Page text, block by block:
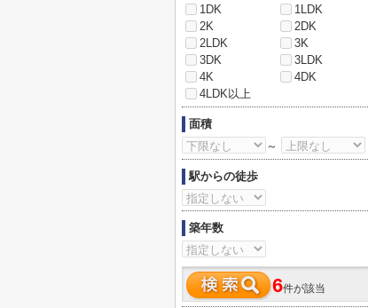
1DK
1LDK
2K
2DK
2LDK
3K
3DK
3LDK
4K
4DK
4LDK以上
面積
～
駅からの徒歩
築年数
6件が該当